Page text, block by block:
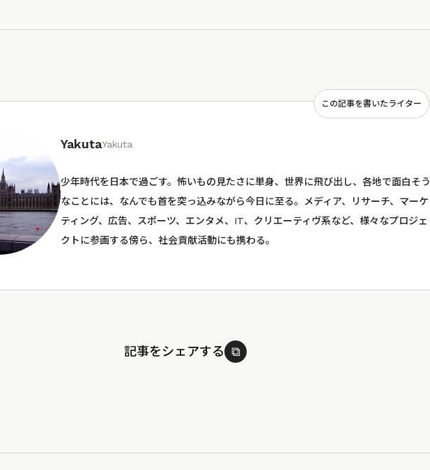
この記事を書いたライター
YakutaYakuta
少年時代を日本で過ごす。怖いもの見たさに単身、世界に飛び出し、各地で面白そう
なことには、なんでも首を突っ込みながら今日に至る。メディア、リサーチ、マーケ
ティング、広告、スポーツ、エンタメ、IT、クリエーティヴ系など、様々なプロジェ
クトに参画する傍ら、社会貢献活動にも携わる。
記事をシェアする ⧉